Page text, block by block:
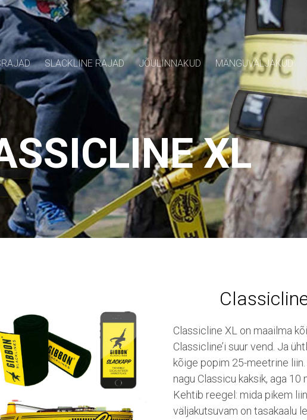
SLACKLINE RAJAD JÕULINNAKUD MÄNGUVÄLJAKUD
XL
Classicline XL on maailma
Classicline’i suur vend. Ja
kõige popim 25-meetrine
nagu Classicu kaksik, aga 10
Kehtib reegel: mida pikem
väljakutsuvam on tasakaalu